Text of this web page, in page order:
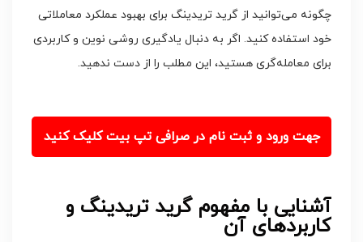
چگونه می‌توانید از گرید تریدینگ برای بهبود عملکرد معاملاتی
خود استفاده کنید. اگر به دنبال یادگیری روشی نوین و کاربردی
برای معامله‌گری هستید، این مطلب را از دست ندهید.
جهت ورود و ثبت نام در صرافی تپ بیت کلیک کنید
آشنایی با مفهوم گرید تریدینگ و
کاربردهای آن